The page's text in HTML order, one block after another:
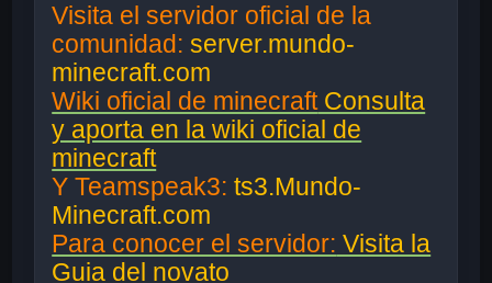
Visita el servidor oficial de la
comunidad: server.mundo-
minecraft.com
Wiki oficial de minecraftConsulta
y aporta en la wiki oficial de
minecraft
Y Teamspeak3:ts3.Mundo-
Minecraft.com
Para conocer el servidor: Visita la
Guia del novato